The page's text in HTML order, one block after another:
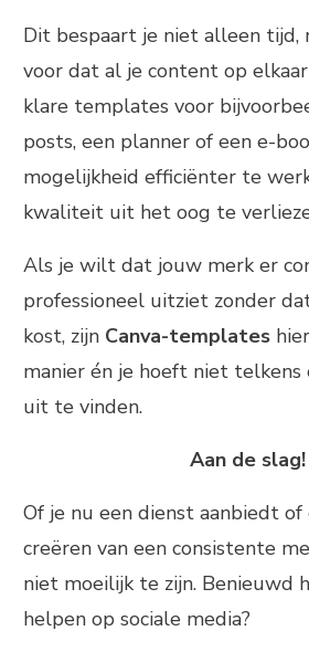
Dit bespaart je niet alleen tijd,
voor dat al je content op
klare templates voor
posts, een planner of een e-
mogelijkheid efficiënter te
kwaliteit uit het oog te
Als je wilt dat jouw merk er
professioneel uitziet zonder
kost, zijn Canva-templates
manier én je hoeft niet
uit te vinden.
Aan de slag!
Of je nu een dienst aanbiedt of
creëren van een consistente
niet moeilijk te zijn. Benieuwd
helpen op sociale media?